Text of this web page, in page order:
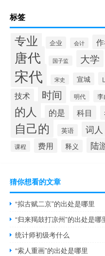
标签
专业 企业 会计
唐代 国子监 大学
宋代 宋史 宣城
技术 时间 明代 李
的人 的是 科目
自己的 英语 词人
课程 费用 释义 陆
猜你想看的文章
“拟古赋二京”的出处是哪里
“归来羯鼓打凉州”的出处是哪
统计师初级考什么
“索人重画”的出处是哪里